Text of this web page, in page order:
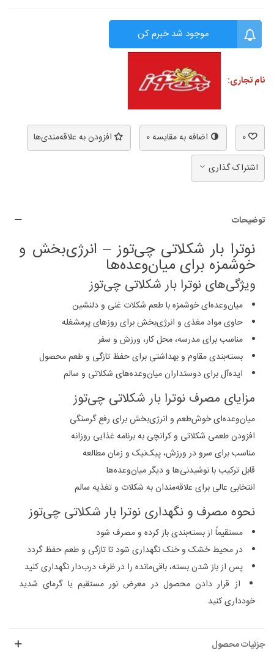
موجود شد خبرم کن
نام تجاری:
0 اضافه به مقایسه0 افزودن به علاقه‌مندی‌ها
اشتراک گذاری
توضیحات
نوترا بار شکلاتی چی‌توز – انرژی‌بخش و
خوشمزه برای میان‌وعده‌ها
ویژگی‌های نوترا بار شکلاتی چی‌توز
میان‌وعده‌ای خوشمزه با طعم شکلات غنی و دلنشین
حاوی مواد مغذی و انرژی‌بخش برای روزهای پرمشغله
مناسب برای مدرسه، محل کار، ورزش و سفر
بسته‌بندی مقاوم و بهداشتی برای حفظ تازگی و طعم محصول
ایده‌آل برای دوستداران میان‌وعده‌های شکلاتی و سالم
مزایای مصرف نوترا بار شکلاتی چی‌توز
میان‌وعده‌ای خوش‌طعم و انرژی‌بخش برای رفع گرسنگی
افزودن طعمی شکلاتی و کرانچی به برنامه غذایی روزانه
مناسب برای سرو در ورزش، پیک‌نیک و زمان مطالعه
قابل ترکیب با نوشیدنی‌ها و دیگر میان‌وعده‌ها
انتخابی عالی برای علاقه‌مندان به شکلات و تغذیه سالم
نحوه مصرف و نگهداری نوترا بار شکلاتی چی‌توز
مستقیماً از بسته‌بندی باز کرده و مصرف شود
در محیط خشک و خنک نگهداری شود تا تازگی و طعم حفظ گردد
پس از باز شدن بسته، باقی‌مانده را در ظرف درب‌دار نگهداری کنید
از قرار دادن محصول در معرض نور مستقیم یا گرمای شدید
خودداری کنید
جزئیات محصول